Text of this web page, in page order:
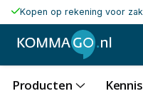
Kopen op rekening voor
Producten